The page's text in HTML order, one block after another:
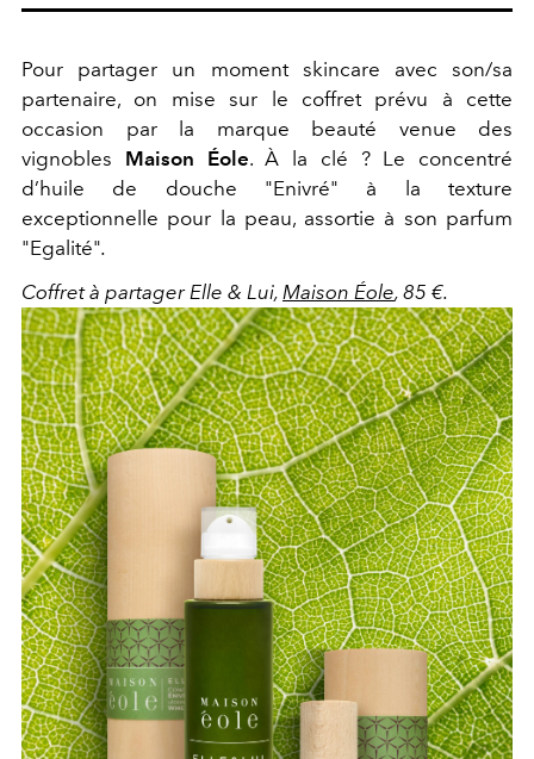
Pour partager un moment skincare avec son/sa
partenaire, on mise sur le coffret prévu à cette
occasion par la marque beauté venue des
vignobles Maison Éole. À la clé ? Le concentré
d’huile de douche "Enivré"
à la texture
exceptionnelle pour la peau, assortie à son parfum
"Egalité".
Coffret à partager Elle & Lui, Maison Éole, 85 €.